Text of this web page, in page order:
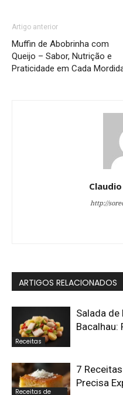
Artigo anterior
Muffin de Abobrinha com
Queijo – Sabor, Nutrição e
Praticidade em Cada
http://
ARTIGOS RELACIONADOS
Receitas
Salada
Bacalhau:
Receitas de
7
Precisa